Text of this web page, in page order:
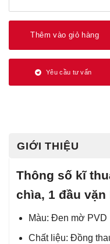
Thêm vào giỏ hàng
Yêu cầu tư vấn
GIỚI THIỆU
Thông số kĩ
chìa, 1 đầu vặn
Màu: Đen mờ PVD
Chất liệu: Đồng